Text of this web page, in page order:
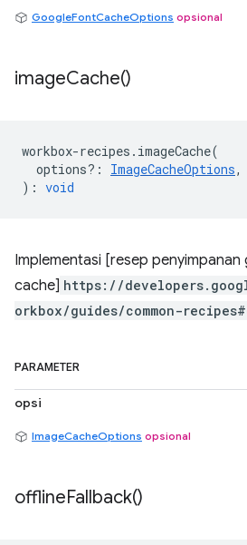
GoogleFontCacheOptions opsional
imageCache()
workbox-recipes . imageCache(
options? : ImageCacheOptions,
) : void
Implementasi [resep penyimpanan
cache] https://
orkbox/guides/common-
PARAMETER
opsi
ImageCacheOptions opsional
offlineFallback()